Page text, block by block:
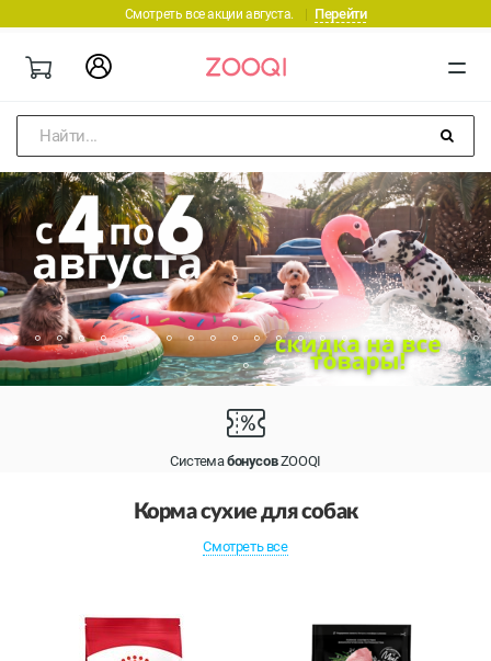
Смотреть все акции августа. Перейти
Найти...
СистемабонусовZOOQI
Корма сухие для собак
Смотреть все